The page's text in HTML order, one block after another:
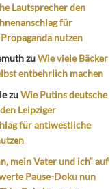
Lautsprecher den
für
nutzen
zuWie viele Bäcker
entbehrlich machen
zuWie Putins deutsche
Leipziger
für antiwestliche
mein Vater und ich“ auf
Pause-Doku nun